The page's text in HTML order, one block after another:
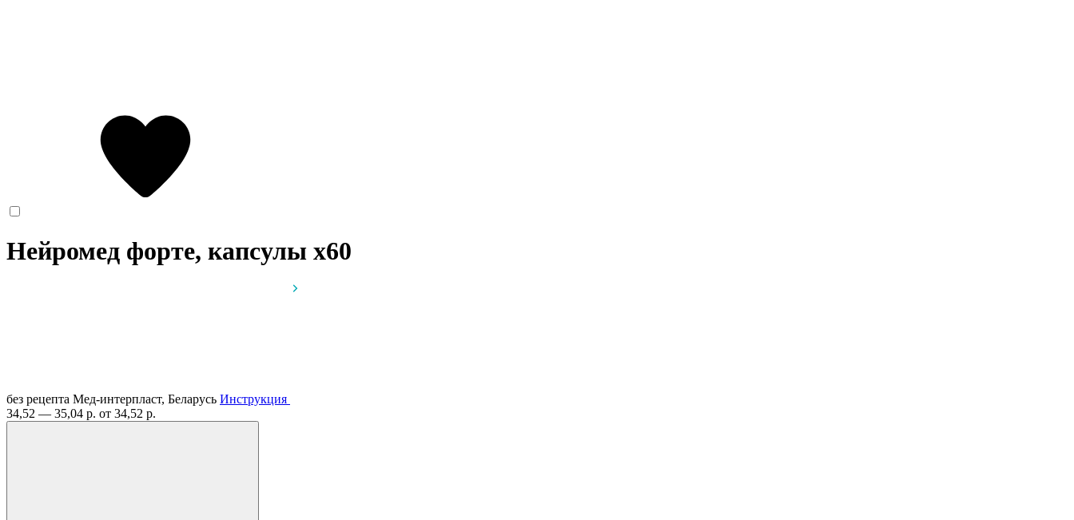
Нейромед форте, капсулы x60
без рецепта Мед-интерпласт, Беларусь Инструкция
34,52 — 35,04 р. от 34,52 р.